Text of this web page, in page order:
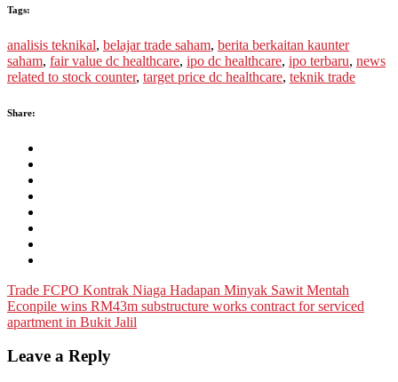
Tags:
analisis teknikal, belajar trade saham, berita berkaitan kaunter
saham, fair value dc healthcare, ipo dc healthcare, ipo terbaru, news
related to stock counter, target price dc healthcare, teknik trade
Share:
Post
navigation
Trade FCPO Kontrak Niaga Hadapan Minyak Sawit Mentah
Econpile wins RM43m substructure works contract for serviced
apartment in Bukit Jalil
Leave a Reply